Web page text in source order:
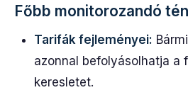
Főbb monitorozandó
Tarifák fejleményei:
azonnal befolyásolhatja a
keresletet.